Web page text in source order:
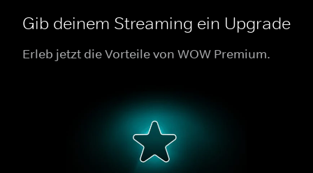
Gib deinem Streaming ein Upgrade
Erleb jetzt die Vorteile von WOW Premium.